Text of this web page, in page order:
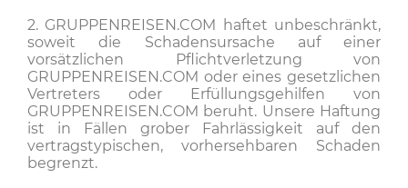
2. GRUPPENREISEN.COM haftet unbeschränkt,
soweit die Schadensursache auf einer
vorsätzlichen Pflichtverletzung von
GRUPPENREISEN.COM oder eines gesetzlichen
Vertreters oder Erfüllungsgehilfen von
GRUPPENREISEN.COM beruht. Unsere Haftung
ist in Fällen grober Fahrlässigkeit auf den
vertragstypischen, vorhersehbaren Schaden
begrenzt.